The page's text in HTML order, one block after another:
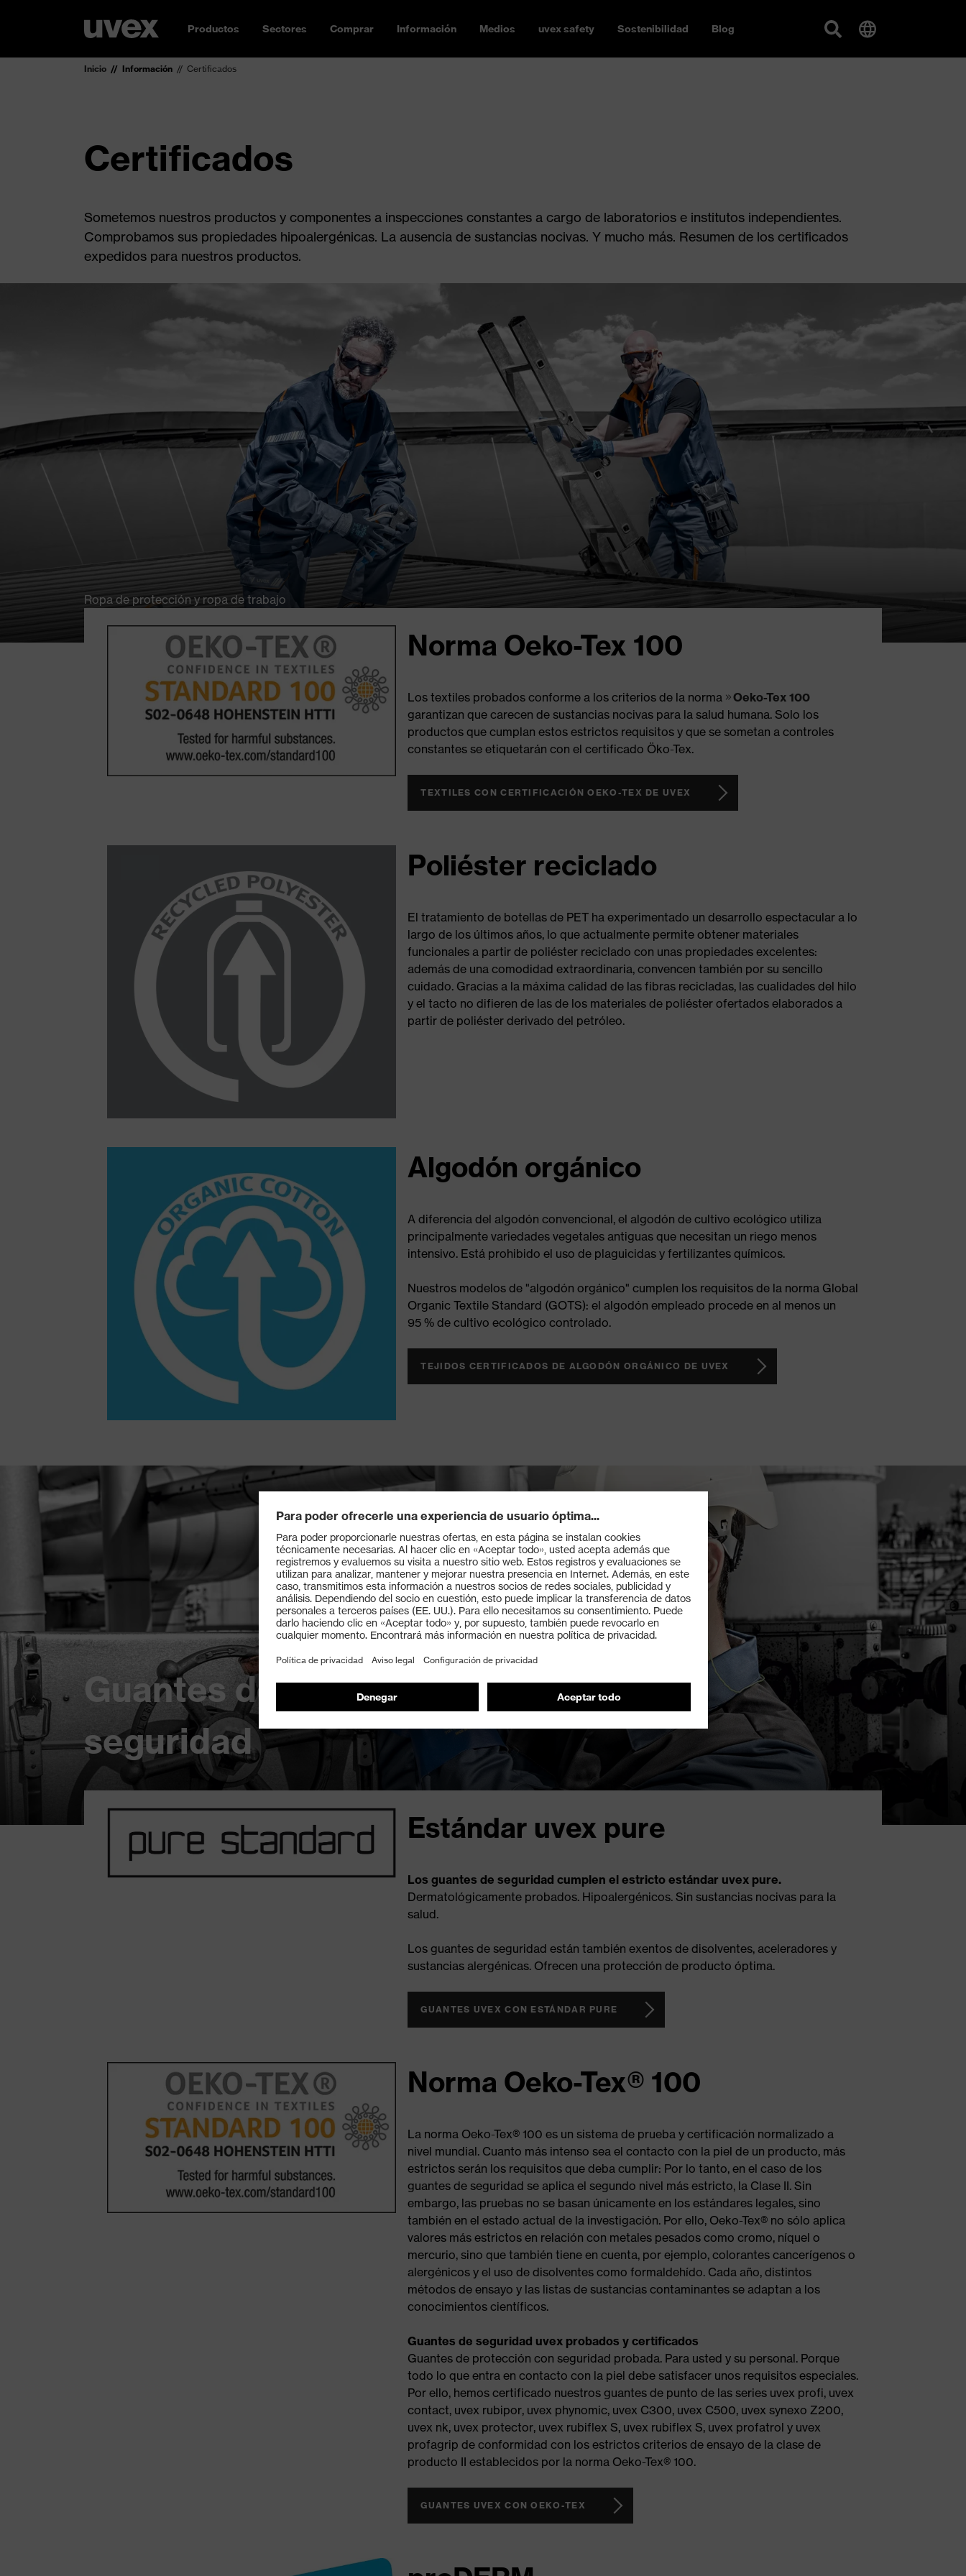
Productos Sectores Comprar Información Medios uvex safety Sostenibilidad Blog
Inicio Información Certificados
Certificados
Sometemos nuestros productos y componentes a inspecciones constantes a cargo de laboratorios e institutos independientes.
Comprobamos sus propiedades hipoalergénicas. La ausencia de sustancias nocivas. Y mucho más. Resumen de los certificados
expedidos para nuestros productos.
Ropa de protección y ropa de trabajo
Norma Oeko-Tex 100
Los textiles probados conforme a los criterios de la norma
Oeko-Tex 100
garantizan que carecen de sustancias nocivas para la salud humana. Solo los
productos que cumplan estos estrictos requisitos y que se sometan a controles
constantes se etiquetarán con el certificado Öko-Tex.
TEXTILES CON CERTIFICACIÓN OEKO-TEX DE UVEX
Poliéster reciclado
El tratamiento de botellas de PET ha experimentado un desarrollo espectacular a lo
largo de los últimos años, lo que actualmente permite obtener materiales
funcionales a partir de poliéster reciclado con unas propiedades excelentes:
además de una comodidad extraordinaria, convencen también por su sencillo
cuidado. Gracias a la máxima calidad de las fibras recicladas, las cualidades del hilo
y el tacto no difieren de las de los materiales de poliéster ofertados elaborados a
partir de poliéster derivado del petróleo.
Algodón orgánico
A diferencia del algodón convencional, el algodón de cultivo ecológico utiliza
principalmente variedades vegetales antiguas que necesitan un riego menos
intensivo. Está prohibido el uso de plaguicidas y fertilizantes químicos.
Nuestros modelos de "algodón orgánico" cumplen los requisitos de la norma Global
Organic Textile Standard (GOTS): el algodón empleado procede en al menos un
95 % de cultivo ecológico controlado.
TEJIDOS CERTIFICADOS DE ALGODÓN ORGÁNICO DE UVEX
Guantes de
seguridad
Estándar uvex pure
Los guantes de seguridad cumplen el estricto estándar uvex pure.
Dermatológicamente probados. Hipoalergénicos. Sin sustancias nocivas para la
salud.
Los guantes de seguridad están también exentos de disolventes, aceleradores y
sustancias alergénicas. Ofrecen una protección de producto óptima.
GUANTES UVEX CON ESTÁNDAR PURE
Norma Oeko-Tex® 100
La norma Oeko-Tex® 100 es un sistema de prueba y certificación normalizado a
nivel mundial. Cuanto más intenso sea el contacto con la piel de un producto, más
estrictos serán los requisitos que deba cumplir: Por lo tanto, en el caso de los
guantes de seguridad se aplica el segundo nivel más estricto, la Clase II. Sin
embargo, las pruebas no se basan únicamente en los estándares legales, sino
también en el estado actual de la investigación. Por ello, Oeko-Tex® no sólo aplica
valores más estrictos en relación con metales pesados como cromo, níquel o
mercurio, sino que también tiene en cuenta, por ejemplo, colorantes cancerígenos o
alergénicos y el uso de disolventes como formaldehído. Cada año, distintos
métodos de ensayo y las listas de sustancias contaminantes se adaptan a los
conocimientos científicos.
Guantes de seguridad uvex probados y certificados
Guantes de protección con seguridad probada. Para usted y su personal. Porque
todo lo que entra en contacto con la piel debe satisfacer unos requisitos especiales.
Por ello, hemos certificado nuestros guantes de punto de las series uvex profi, uvex
contact, uvex rubipor, uvex phynomic, uvex C300, uvex C500, uvex synexo Z200,
uvex nk, uvex protector, uvex rubiflex S, uvex rubiflex S, uvex profatrol y uvex
profagrip de conformidad con los estrictos criterios de ensayo de la clase de
producto II establecidos por la norma Oeko-Tex® 100.
GUANTES UVEX CON OEKO-TEX